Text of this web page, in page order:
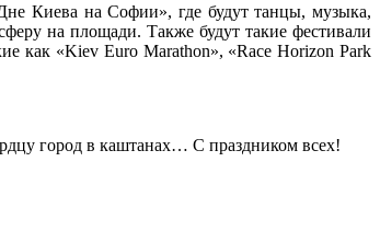
Киева на Софии», где будут танцы, музыка,
на площади. Также будут такие фестивали
как «Kiev Euro Marathon», «Race Horizon Park
город в каштанах… С праздником всех!